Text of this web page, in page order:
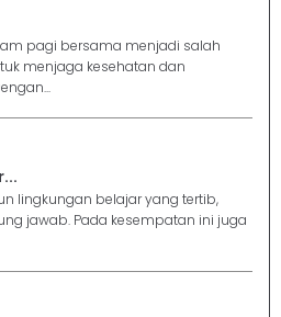
pagi bersama menjadi salah
menjaga kesehatan dan
lingkungan belajar yang tertib,
jawab. Pada kesempatan ini juga